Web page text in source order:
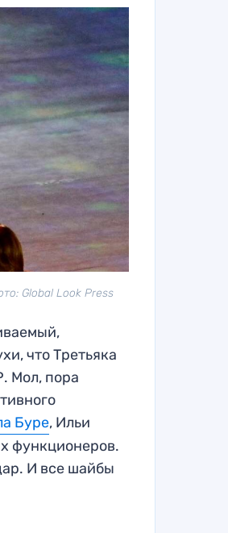
Global Look Press
что Третьяка
Мол, пора
Буре, Ильи
функционеров.
И все шайбы